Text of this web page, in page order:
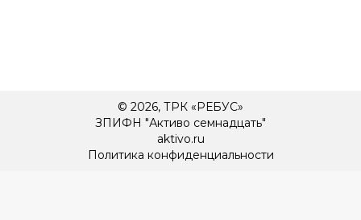
© 2026, ТРК «РЕБУС»
ЗПИФН "Активо семнадцать"
aktivo.ru
Политика конфиденциальности